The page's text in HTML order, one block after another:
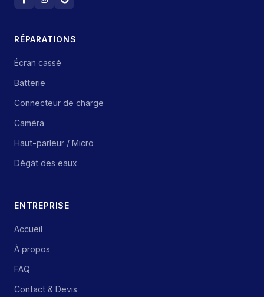
RÉPARATIONS
Écran cassé
Batterie
Connecteur de charge
Caméra
Haut-parleur / Micro
Dégât des eaux
ENTREPRISE
Accueil
À propos
FAQ
Contact & Devis